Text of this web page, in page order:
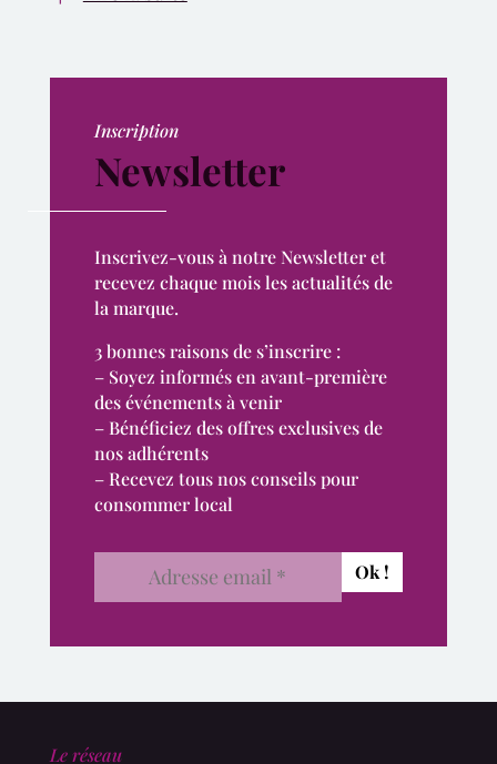
Inscription
Newsletter
Inscrivez-vous à notre Newsletter et
recevez chaque mois les actualités de
la marque.
3 bonnes raisons de s’inscrire :
– Soyez informés en avant-première
des événements à venir
– Bénéficiez des offres exclusives de
nos adhérents
– Recevez tous nos conseils pour
consommer local
Le réseau